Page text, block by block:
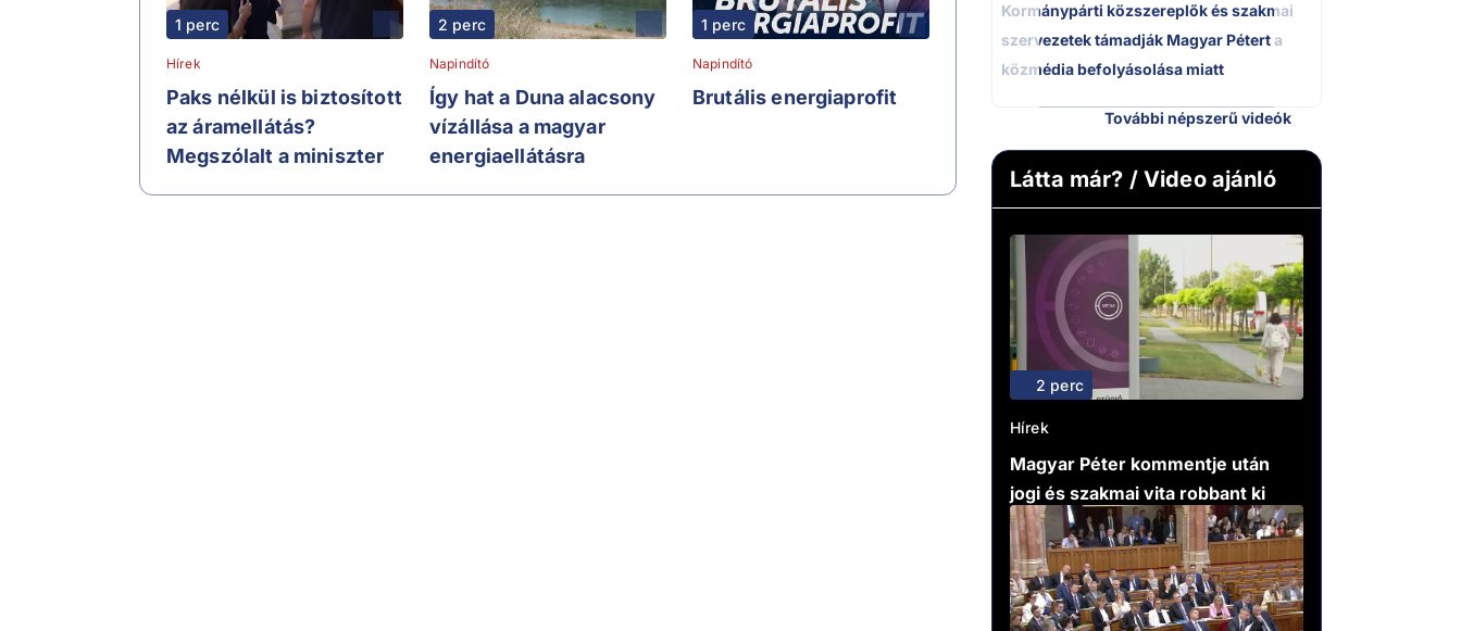
1 perc
Hírek
Paks nélkül is biztosított
az áramellátás?
Megszólalt a miniszter
2 perc
Napindító
Így hat a Duna alacsony
vízállása a magyar
energiaellátásra
1 perc
Napindító
Brutális energiaprofit
Kormánypárti közszereplők és szakmai
szervezetek támadják Magyar Pétert a
közmédia befolyásolása miatt
További népszerű videók
Látta már? / Video ajánló
2 perc
Hírek
Magyar Péter kommentje után
jogi és szakmai vita robbant ki